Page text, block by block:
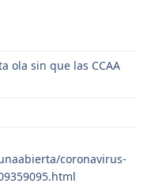
ola sin que las CCAA
coronavirus-